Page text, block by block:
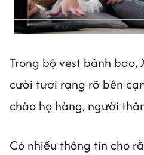
Trong bộ vest bảnh bao,
cười tươi rạng rỡ bên
chào họ hàng, người
Có nhiều thông tin cho